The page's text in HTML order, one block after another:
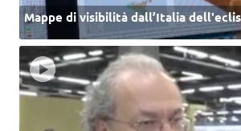
Mappe di visibilità dall’Italia